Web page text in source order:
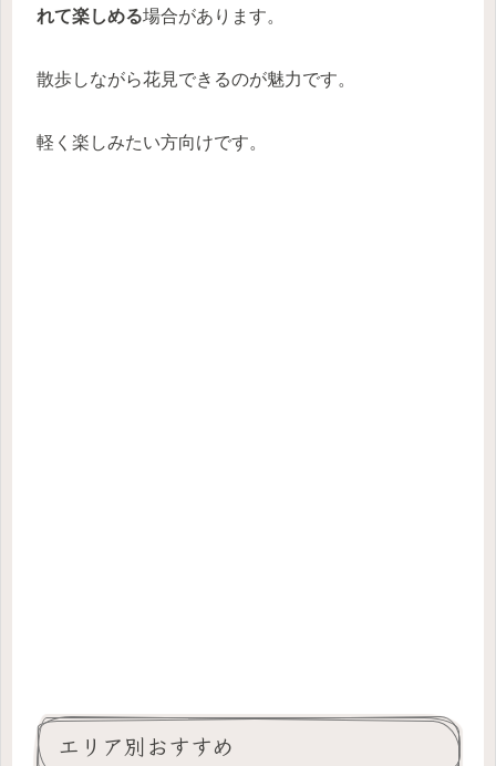
れて楽しめる場合があります。
散歩しながら花見できるのが魅力です。
軽く楽しみたい方向けです。
エリア別おすすめ